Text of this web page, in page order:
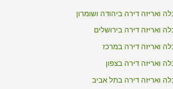
ואריזה דירה ביהודה ושומרון
ואריזה דירה בירושלים
ואריזה דירה במרכז
ואריזה דירה בצפון
ואריזה דירה בתל אביב